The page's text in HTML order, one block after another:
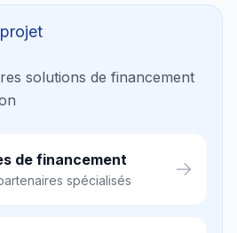
solutions de financement
de financement
spécialisés